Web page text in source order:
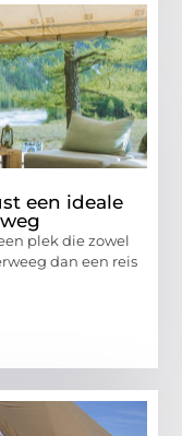
een ideale
plek die zowel
dan een reis